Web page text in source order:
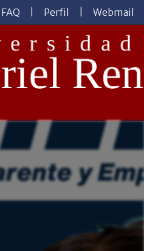
FAQ Perfil Webmail